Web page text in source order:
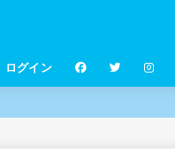
ログイン